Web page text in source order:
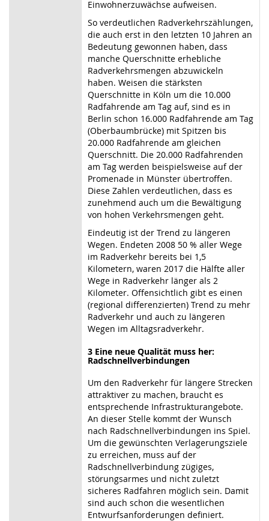
Einwohnerzuwächse aufweisen.
So verdeutlichen Radverkehrszählungen,
die auch erst in den letzten 10 Jahren an
Bedeutung gewonnen haben, dass
manche Querschnitte erhebliche
Radverkehrsmengen abzuwickeln
haben. Weisen die stärksten
Querschnitte in Köln um die 10.000
Radfahrende am Tag auf, sind es in
Berlin schon 16.000 Radfahrende am Tag
(Oberbaumbrücke) mit Spitzen bis
20.000 Radfahrende am gleichen
Querschnitt. Die 20.000 Radfahrenden
am Tag werden beispielsweise auf der
Promenade in Münster übertroffen.
Diese Zahlen verdeutlichen, dass es
zunehmend auch um die Bewältigung
von hohen Verkehrsmengen geht.
Eindeutig ist der Trend zu längeren
Wegen. Endeten 2008 50 % aller Wege
im Radverkehr bereits bei 1,5
Kilometern, waren 2017 die Hälfte aller
Wege in Radverkehr länger als 2
Kilometer. Offensichtlich gibt es einen
(regional differenzierten) Trend zu mehr
Radverkehr und auch zu längeren
Wegen im Alltagsradverkehr.
3 Eine neue Qualität muss her:
Radschnellverbindungen
Um den Radverkehr für längere Strecken
attraktiver zu machen, braucht es
entsprechende Infrastrukturangebote.
An dieser Stelle kommt der Wunsch
nach Radschnellverbindungen ins Spiel.
Um die gewünschten Verlagerungsziele
zu erreichen, muss auf der
Radschnellverbindung zügiges,
störungsarmes und nicht zuletzt
sicheres Radfahren möglich sein. Damit
sind auch schon die wesentlichen
Entwurfsanforderungen definiert.